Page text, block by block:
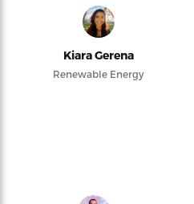
Kiara Gerena
Renewable Energy